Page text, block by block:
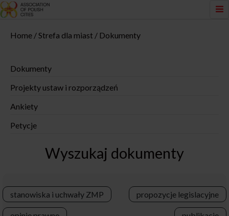
Home Strefa dla miast Dokumenty
Dokumenty
Projekty ustaw i rozporządzeń
Ankiety
Petycje
Wyszukaj dokumenty
stanowiska i uchwały ZMP propozycje legislacyjne